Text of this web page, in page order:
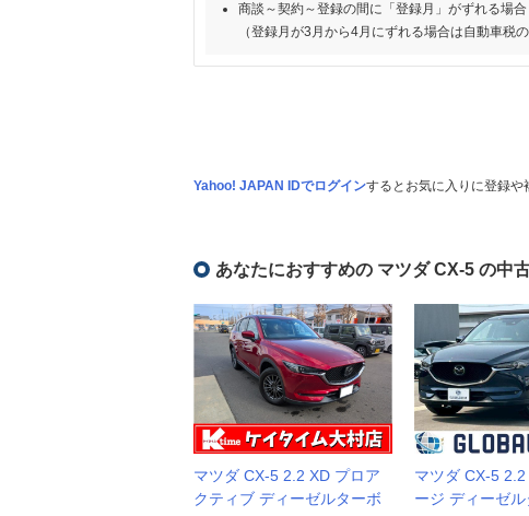
商談～契約～登録の間に「登録月」がずれる場合
（登録月が3月から4月にずれる場合は自動車税
Yahoo! JAPAN IDでログインするとお気に入りに登録や
あなたにおすすめの マツダ CX-5 の中
マツダ CX-5 2.2 XD プロア
クティブ ディーゼルターボ
マツダ CX-5
ージ ディーゼル